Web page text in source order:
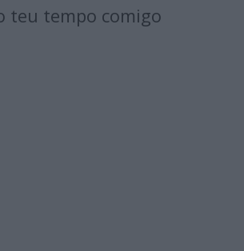
teu tempo comigo